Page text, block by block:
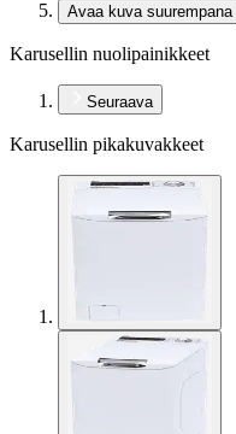
Avaa kuva suurempana
Karusellin nuolipainikkeet
Seuraava
Karusellin pikakuvakkeet